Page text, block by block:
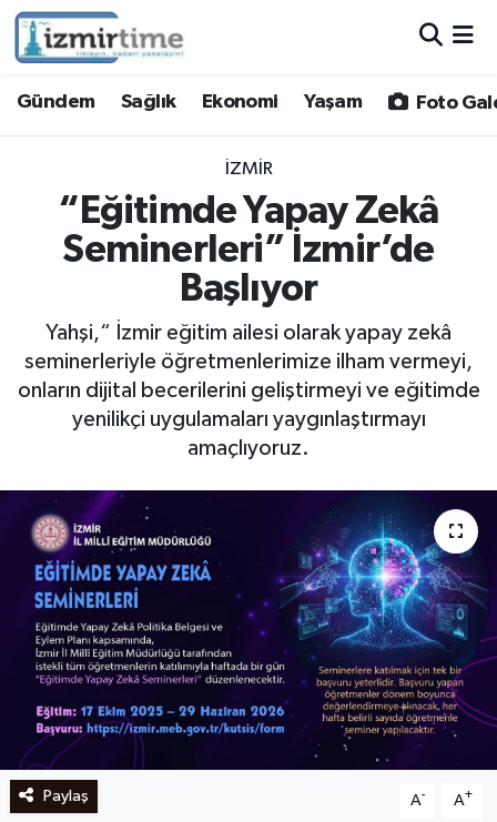
Gündem Sağlık Ekonomi Yaşam Foto
İZMIR
“Eğitimde Yapay Zekâ
Seminerleri” İzmir’de
Başlıyor
Yahşi,“ İzmir eğitim ailesi olarak yapay zekâ
seminerleriyle öğretmenlerimize ilham vermeyi,
onların dijital becerilerini geliştirmeyi ve eğitimde
yenilikçi uygulamaları yaygınlaştırmayı
amaçlıyoruz.
Paylaş A- A+
Sağlık
Ekonomi
Yaşam
Video
Yazarlar
Ege
İzmir
İletişim
Künye
Yerel
Hava Durumu
İzmir Namaz Vakitleri
Trafik Durumu
Süper Lig Puan Durumu ve Fikstür
Tüm Manşetler
Son Dakika Haberleri